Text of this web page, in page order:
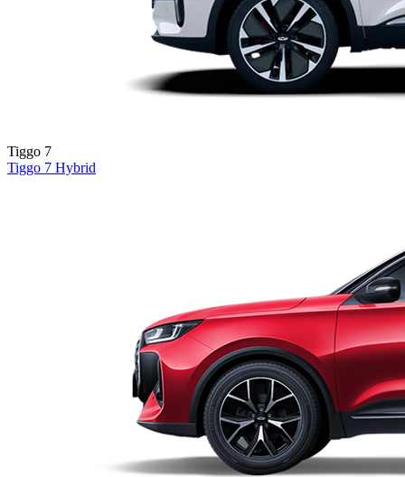
Tiggo 7
Tiggo 7 Hybrid